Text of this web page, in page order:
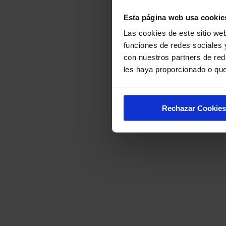
Esta página web usa
Las cookies de este sitio
funciones de redes sociales
con nuestros partners de
les haya proporcionado o
Rechazar Cookies